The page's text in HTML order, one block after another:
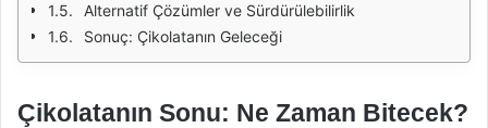
Alternatif Çözümler ve Sürdürülebilirlik
Sonuç: Çikolatanın Geleceği
Çikolatanın Sonu: Ne Zaman Bitecek?